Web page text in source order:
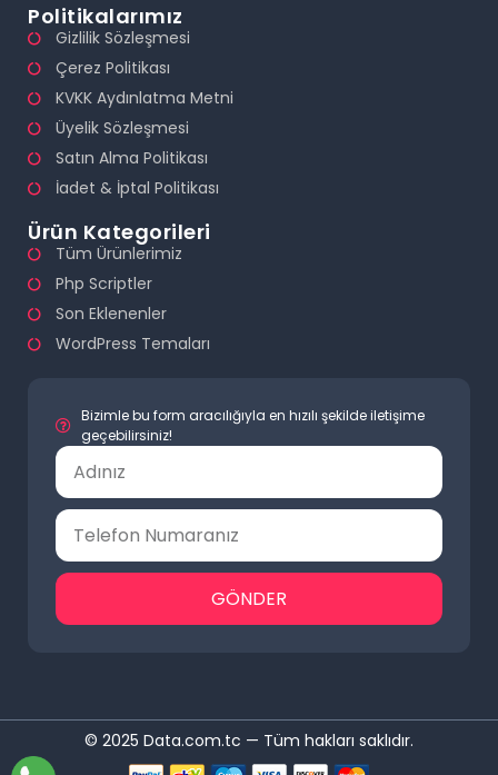
Politikalarımız
Gizlilik Sözleşmesi
Çerez Politikası
KVKK Aydınlatma Metni
Üyelik Sözleşmesi
Satın Alma Politikası
İadet & İptal Politikası
Ürün Kategorileri
Tüm Ürünlerimiz
Php Scriptler
Son Eklenenler
WordPress Temaları
Bizimle bu form aracılığıyla en hızılı şekilde iletişime
geçebilirsiniz!
GÖNDER
© 2025 Data.com.tc — Tüm hakları saklıdır.